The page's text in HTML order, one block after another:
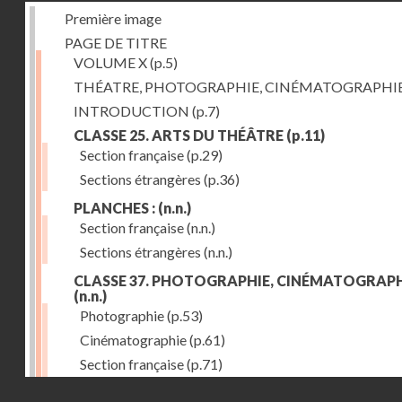
Première image
PAGE DE TITRE
VOLUME X(p.5)
THÉATRE, PHOTOGRAPHIE,
INTRODUCTION (p.7)
CLASSE 25. ARTS DU THÉÂTRE (p.11)
Section française(p.29)
Sections étrangères (p.36)
PLANCHES : (n.n.)
Section française(n.n.)
Sections étrangères (n.n.)
CLASSE 37. PHOTOGRAPHIE,
(n.n.)
Photographie(p.53)
Cinématographie(p.61)
Section française(p.71)